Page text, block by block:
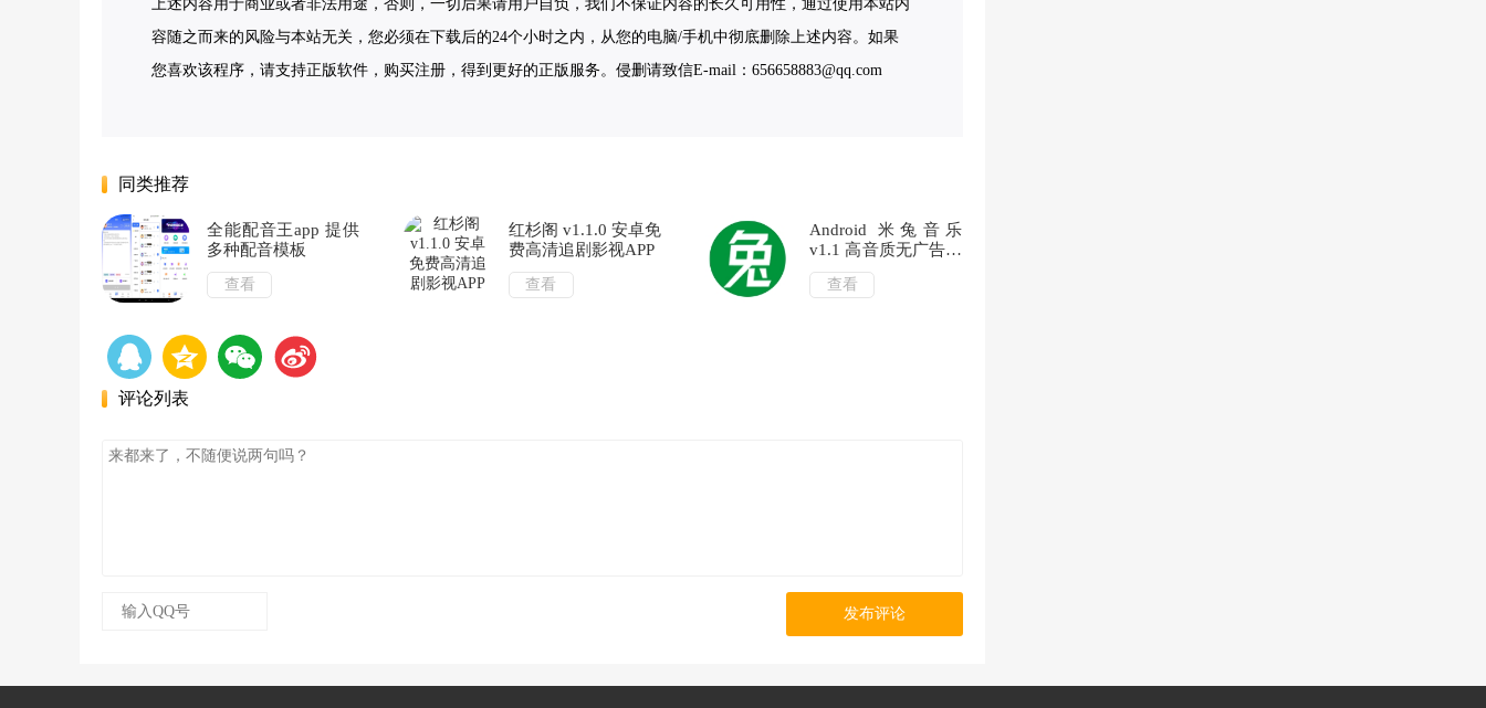
上述内容用于商业或者非法用途，否则，一切后果请用户自负，我们不保证内容的长久可用性，通过使用本站内
容随之而来的风险与本站无关，您必须在下载后的24个小时之内，从您的电脑/手机中彻底删除上述内容。如果
您喜欢该程序，请支持正版软件，购买注册，得到更好的正版服务。侵删请致信E-mail：656658883@qq.com
同类推荐
全能配音王app 提供
多种配音模板
查看
红杉阁 v1.1.0 安卓免
费高清追剧影视APP
查看
Android 米兔音乐
v1.1 高音质无广告纯
净版
查看
评论列表
发布评论